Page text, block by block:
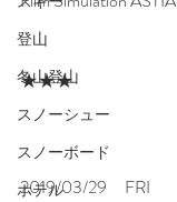
登山
冬山登山
スノーシュー
スノーボード
ホテル
★★★
2019/03/29　FRI